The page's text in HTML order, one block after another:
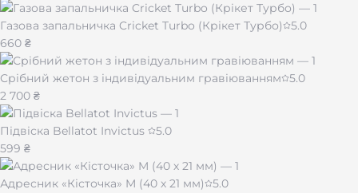
Газова запальничка Cricket Turbo (Крікет Турбо)
5.0
660 ₴
Срібний жетон з індивідуальним гравіюванням
5.0
2 700 ₴
Підвіска Bellatot Invictus
5.0
599 ₴
Адресник «Кісточка» M (40 х 21 мм)
5.0